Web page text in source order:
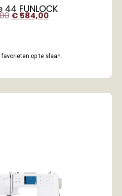
FUNLOCK
€584,00
op te slaan.